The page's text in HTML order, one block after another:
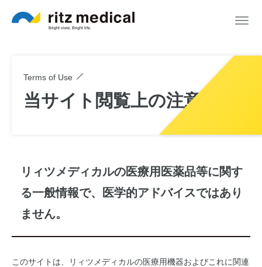
Terms of Use
当サイト閲覧上の注意
リィツメディカルの医療用医薬品等に関す
る一般情報で、医学的アドバイスではあり
ません。
このサイトは、リィツメディカルの医療用機器およびこれに関連